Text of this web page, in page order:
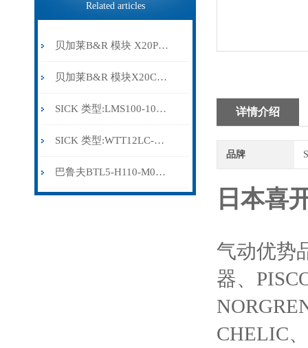
Related articles
贝加莱B&R 模块 X20PS9500
贝加莱B&R 模块X20CP0291
SICK 类型:LMS100-10000订货号: 1041113
SICK 类型:WTT12LC-B2543订货号: 1072659
巴鲁夫BTL5-H110-M0300-HC-SA410-S94
详情介绍
品牌
日本喜
气动优势
器、
CHELIC